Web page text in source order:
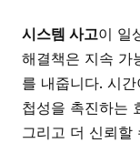
시스템 사고이 일
해결책은 지속 가
를 내줍니다. 시
첩성을 촉진하는
그리고 더 신뢰할